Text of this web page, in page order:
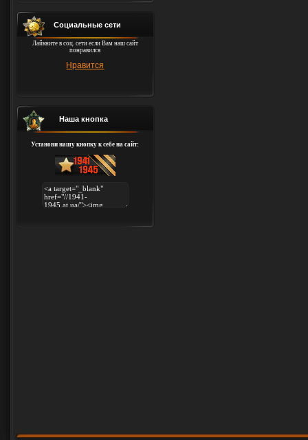
Социальные сети
Лайкните в соц. сети если Вам наш сайт
понравился
Нравится
Наша кнопка
Установи нашу кнопку к себе на сайт: